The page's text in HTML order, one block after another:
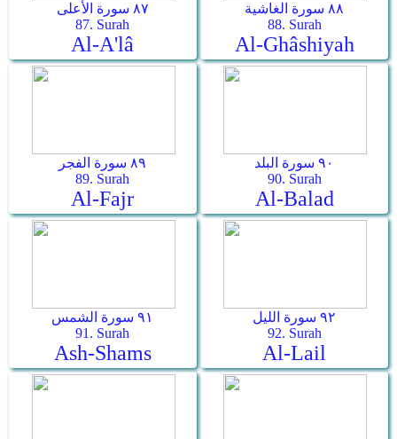
٨٧ سورة الأعلى
87. Surah
Al-A'lâ
٨٨ سورة الغاشية
88. Surah
Al-Ghâshiyah
٨٩ سورة الفجر
89. Surah
Al-Fajr
٩٠ سورة البلد
90. Surah
Al-Balad
٩١ سورة الشمس
91. Surah
Ash-Shams
٩٢ سورة الليل
92. Surah
Al-Lail